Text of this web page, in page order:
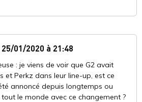
01/2020 à 21:48
: je viens de voir que G2 avait
et Perkz dans leur line-up, est ce
annoncé depuis longtemps ou
le monde avec ce changement ?